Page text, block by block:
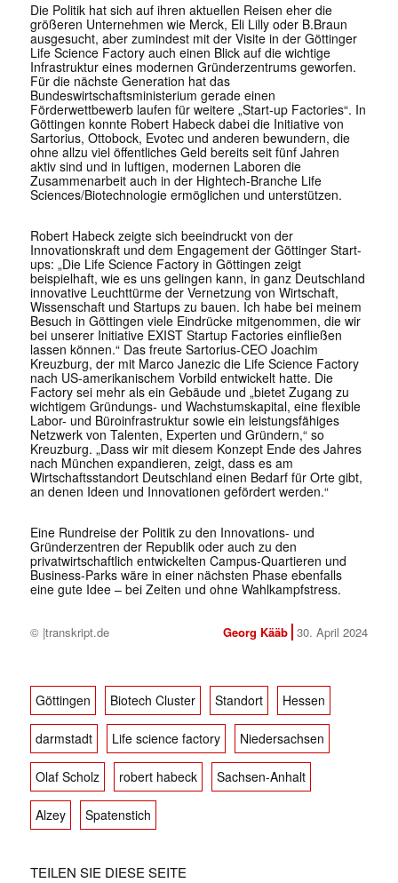
Die Politik hat sich auf ihren aktuellen Reisen eher die
größeren Unternehmen wie Merck, Eli Lilly oder B.Braun
ausgesucht, aber zumindest mit der Visite in der Göttinger
Life Science Factory auch einen Blick auf die wichtige
Infrastruktur eines modernen Gründerzentrums geworfen.
Für die nächste Generation hat das
Bundeswirtschaftsministerium gerade einen
Förderwettbewerb laufen für weitere „Start-up Factories“. In
Göttingen konnte Robert Habeck dabei die Initiative von
Sartorius, Ottobock, Evotec und anderen bewundern, die
ohne allzu viel öffentliches Geld bereits seit fünf Jahren
aktiv sind und in luftigen, modernen Laboren die
Zusammenarbeit auch in der Hightech-Branche Life
Sciences/Biotechnologie ermöglichen und unterstützen.
Robert Habeck zeigte sich beeindruckt von der
Innovationskraft und dem Engagement der Göttinger Start-
ups: „Die Life Science Factory in Göttingen zeigt
beispielhaft, wie es uns gelingen kann, in ganz Deutschland
innovative Leuchttürme der Vernetzung von Wirtschaft,
Wissenschaft und Startups zu bauen. Ich habe bei meinem
Besuch in Göttingen viele Eindrücke mitgenommen, die wir
bei unserer Initiative EXIST Startup Factories einfließen
lassen können.“ Das freute Sartorius-CEO Joachim
Kreuzburg, der mit Marco Janezic die Life Science Factory
nach US-amerikanischem Vorbild entwickelt hatte. Die
Factory sei mehr als ein Gebäude und „bietet Zugang zu
wichtigem Gründungs- und Wachstumskapital, eine flexible
Labor- und Büroinfrastruktur sowie ein leistungsfähiges
Netzwerk von Talenten, Experten und Gründern,“ so
Kreuzburg. „Dass wir mit diesem Konzept Ende des Jahres
nach München expandieren, zeigt, dass es am
Wirtschaftsstandort Deutschland einen Bedarf für Orte gibt,
an denen Ideen und Innovationen gefördert werden.“
Eine Rundreise der Politik zu den Innovations- und
Gründerzentren der Republik oder auch zu den
privatwirtschaftlich entwickelten Campus-Quartieren und
Business-Parks wäre in einer nächsten Phase ebenfalls
eine gute Idee – bei Zeiten und ohne Wahlkampfstress.
© |transkript.de Georg Kääb 30. April 2024
Göttingen Biotech Cluster Standort Hessen
darmstadt Life science factory Niedersachsen
Olaf Scholz robert habeck Sachsen-Anhalt
Alzey Spatenstich
TEILEN SIE DIESE SEITE